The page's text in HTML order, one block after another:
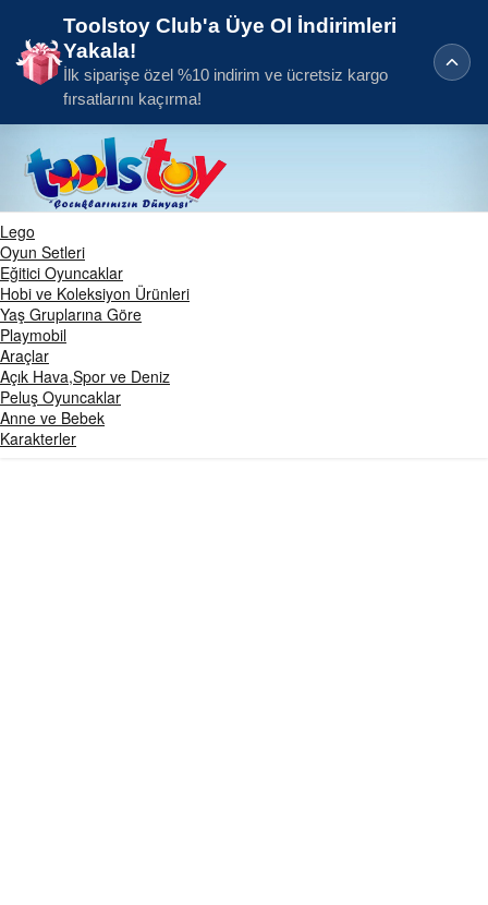
Toolstoy Club'a Üye Ol İndirimleri
Yakala!
İlk siparişe özel %10 indirim ve ücretsiz kargo
fırsatlarını kaçırma!
Lego
Oyun Setleri
Eğitici Oyuncaklar
Hobi ve Koleksiyon Ürünleri
Yaş Gruplarına Göre
Playmobil
Araçlar
Açık Hava,Spor ve Deniz
Peluş Oyuncaklar
Anne ve Bebek
Karakterler